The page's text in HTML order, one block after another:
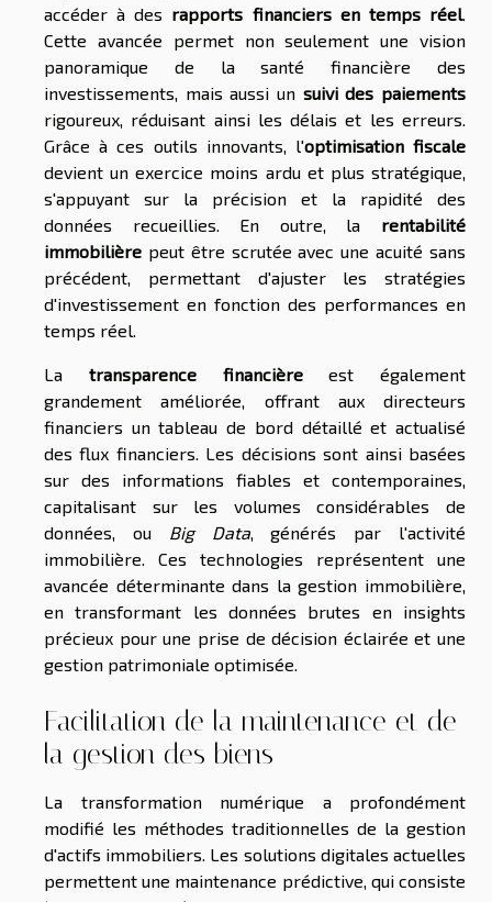
accéder à des rapports financiers en temps réel.
Cette avancée permet non seulement une vision
panoramique de la santé financière des
investissements, mais aussi un suivi des paiements
rigoureux, réduisant ainsi les délais et les erreurs.
Grâce à ces outils innovants, l'optimisation fiscale
devient un exercice moins ardu et plus stratégique,
s'appuyant sur la précision et la rapidité des
données recueillies. En outre, la rentabilité
immobilière peut être scrutée avec une acuité sans
précédent, permettant d'ajuster les stratégies
d'investissement en fonction des performances en
temps réel.
La transparence financièreest également
grandement améliorée, offrant aux directeurs
financiers un tableau de bord détaillé et actualisé
des flux financiers. Les décisions sont ainsi basées
sur des informations fiables et contemporaines,
capitalisant sur les volumes considérables de
données, ou Big Data, générés par l'activité
immobilière. Ces technologies représentent une
avancée déterminante dans la gestion immobilière,
en transformant les données brutes en insights
précieux pour une prise de décision éclairée et une
gestion patrimoniale optimisée.
Facilitation de la maintenance et de
la gestion des biens
La transformation numérique a profondément
modifié les méthodes traditionnelles de la gestion
d'actifs immobiliers. Les solutions digitales actuelles
permettent une maintenance prédictive, qui consiste